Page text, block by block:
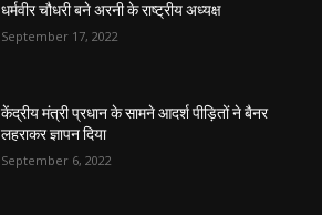
धर्मवीर चौधरी बने अरनी के राष्ट्रीय अध्यक्ष
September 17, 2022
केंद्रीय मंत्री प्रधान के सामने आदर्श पीड़ितों ने बैनर
लहराकर ज्ञापन दिया
September 6, 2022